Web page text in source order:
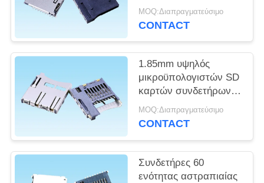
ώθησης εξωτερική
συγκόλληση σράπνελ
MOQ:Διαπραγματεύσιμο
CONTACT
1.85mm υψηλός
μικροϋπολογιστών SD
καρτών συνδετήρων
υψηλής θερμοκρασίας
ανθεκτικός
MOQ:Διαπραγματεύσιμο
CONTACT
Συνδετήρες 60
ενότητας αστραπιαίας